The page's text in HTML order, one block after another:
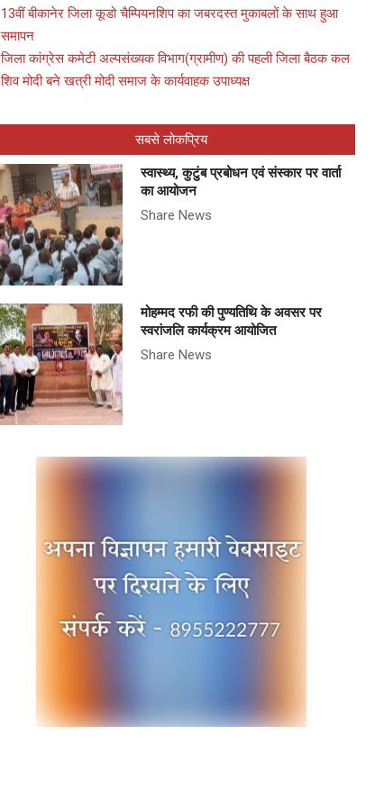
13वीं बीकानेर जिला कूडो चैम्पियनशिप का जबरदस्त मुकाबलों के साथ हुआ
समापन
जिला कांग्रेस कमेटी अल्पसंख्यक विभाग(ग्रामीण) की पहली जिला बैठक कल
शिव मोदी बने खत्री मोदी समाज के कार्यवाहक उपाध्यक्ष
सबसे लोकप्रिय
स्वास्थ्य, कुटुंब प्रबोधन एवं संस्कार पर वार्ता
का आयोजन
Share News
मोहम्मद रफी की पुण्यतिथि के अवसर पर
स्वरांजलि कार्यक्रम आयोजित
Share News